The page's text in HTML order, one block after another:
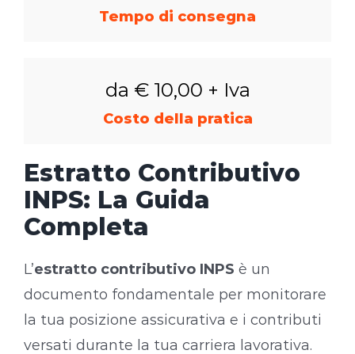
Tempo di consegna
da € 10,00 + Iva
Costo della pratica
Estratto Contributivo
INPS: La Guida
Completa
L’estratto contributivo INPS è un
documento fondamentale per monitorare
la tua posizione assicurativa e i contributi
versati durante la tua carriera lavorativa.